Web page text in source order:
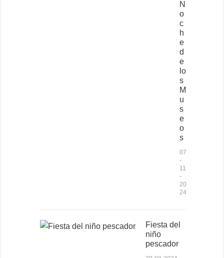
N
o
c
h
e
d
e
lo
s
M
u
s
e
o
s
07
-
11
-
20
24
Fiesta del
niño
pescador